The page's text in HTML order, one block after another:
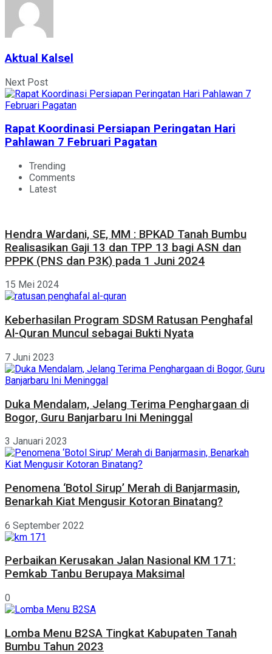
Aktual Kalsel
Next Post
Rapat Koordinasi Persiapan Peringatan Hari
Pahlawan 7 Februari Pagatan
Trending
Comments
Latest
Hendra Wardani, SE, MM : BPKAD Tanah Bumbu
Realisasikan Gaji 13 dan TPP 13 bagi ASN dan
PPPK (PNS dan P3K) pada 1 Juni 2024
15 Mei 2024
Keberhasilan Program SDSM Ratusan Penghafal
Al-Quran Muncul sebagai Bukti Nyata
7 Juni 2023
Duka Mendalam, Jelang Terima Penghargaan di
Bogor, Guru Banjarbaru Ini Meninggal
3 Januari 2023
Penomena ‘Botol Sirup’ Merah di Banjarmasin,
Benarkah Kiat Mengusir Kotoran Binatang?
6 September 2022
Perbaikan Kerusakan Jalan Nasional KM 171:
Pemkab Tanbu Berupaya Maksimal
0
Lomba Menu B2SA Tingkat Kabupaten Tanah
Bumbu Tahun 2023